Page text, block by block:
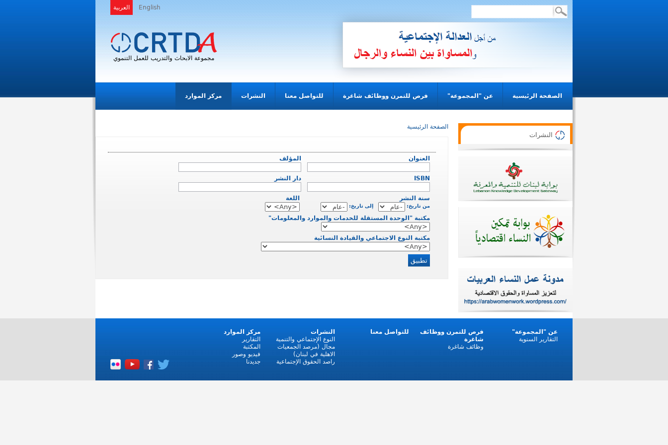
مجموعة الابحاث والتدريب للعمل التنموي
العربية English
الصفحة الرئيسية عن "المجموعة" فرص للتمرن ووظائف شاغرة للتواصل معنا النشرات مركز الموارد
الصفحة الرئيسية
العنوان المؤلف
ISBN دار النشر
سنة النشر
‏من تاريخ: ‏ ‏إلى تاريخ: ‏
اللغة
مكتبة "الوحدة المستقلة للخدمات والموارد والمعلومات"
مكتبة النوع الاجتماعي والقيادة النسائية
النشرات
عن "المجموعة"
التقارير السنوية
فرص للتمرن ووظائف
شاغرة
وظائف شاغرة
للتواصل معنا
النشرات
النوع الإجتماعي والتنمية
مجال (مرصد الجمعيات
الاهلية في لبنان)
راصد الحقوق الإجتماعية
مركز الموارد
التقارير
المكتبة
فيديو وصور
جديدنا